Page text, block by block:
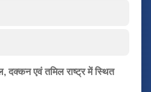
दक्कन एवं तमिल राष्ट्र में स्थित